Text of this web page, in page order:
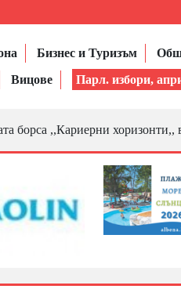
Бизнес и Туризъм
Вицове Парл. избори,
борса ,,Кариерни хоризонти,,